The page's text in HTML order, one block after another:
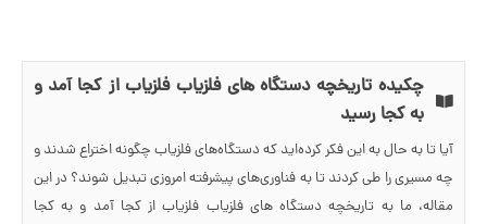
چکیده تاریخچه دستگاه های فلزیاب فلزیاب از کجا آمد و
به کجا رسید
آیا تا به حال به این فکر کرده‌اید که دستگاه‌های فلزیاب چگونه اختراع شدند و
چه مسیری را طی کردند تا به فناوری‌های پیشرفته امروزی تبدیل شوند؟ در این
مقاله، ما به تاریخچه دستگاه های فلزیاب فلزیاب از کجا آمد و به کجا